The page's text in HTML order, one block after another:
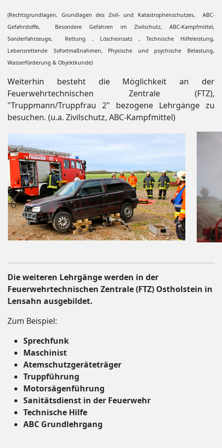
(Rechtsgrundlagen, Grundlagen des Zivil- und Katastrophenschutzes, ABC-
Gefahrstoffe, Besondere Gefahren im Zivilschutz, ABC-Kampfmittel,
Sonderfahrzeuge, Rettung , Löscheinsatz , Technische Hilfeleistung,
Lebensrettende Sofortmaßnahmen, Physische und psychische Belastung,
Wasserförderung & Objektkunde)
Weiterhin besteht die Möglichkeit an der
Feuerwehrtechnischen Zentrale (FTZ),
"Truppmann/Truppfrau 2" bezogene Lehrgänge zu
besuchen. (u.a. Zivilschutz, ABC-Kampfmittel)
Die weiteren Lehrgänge werden in der
Feuerwehrtechnischen Zentrale (FTZ) Ostholstein in
Lensahn ausgebildet.
Zum Beispiel:
Sprechfunk
Maschinist
Atemschutzgeräteträger
Truppführung
Motorsägenführung
Sanitätsdienst in der Feuerwehr
Technische Hilfe
ABC Grundlehrgang